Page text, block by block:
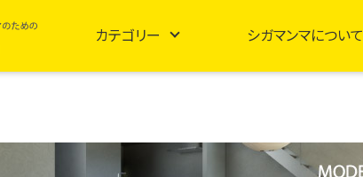
カテゴリー シガマンマについて